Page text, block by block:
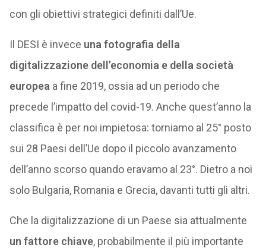
con gli obiettivi strategici definiti dall’Ue.
Il DESI è invece una fotografia della
digitalizzazione dell’economia e della società
europea a fine 2019, ossia ad un periodo che
precede l’impatto del covid-19. Anche quest’anno la
classifica è per noi impietosa: torniamo al 25° posto
sui 28 Paesi dell’Ue dopo il piccolo avanzamento
dell’anno scorso quando eravamo al 23°. Dietro a noi
solo Bulgaria, Romania e Grecia, davanti tutti gli altri.
Che la digitalizzazione di un Paese sia attualmente
un fattore chiave, probabilmente il più importante